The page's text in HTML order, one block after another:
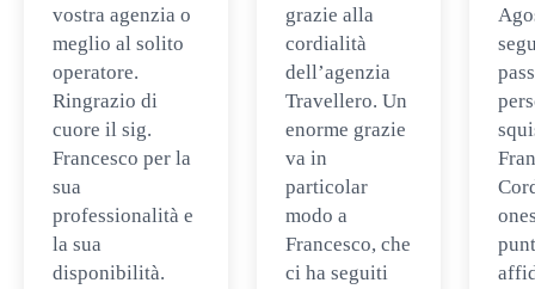
vostra agenzia o
meglio al solito
operatore.
Ringrazio di
cuore il sig.
Francesco per la
sua
professionalità e
la sua
disponibilità.
grazie alla
cordialità
dell’agenzia
Travellero. Un
enorme grazie
va in
particolar
modo a
Francesco, che
ci ha seguiti